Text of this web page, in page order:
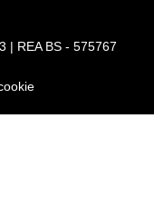
| REA BS - 575767